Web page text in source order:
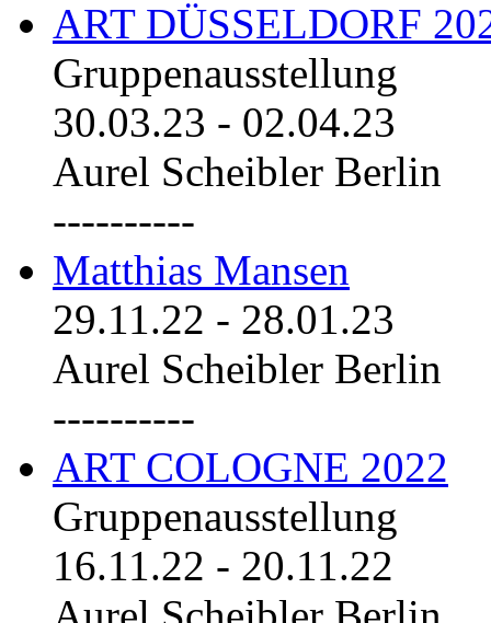
ART DÜSSELDORF
Gruppenausstellung
30.03.23 - 02.04.23
Aurel Scheibler Berlin
----------
Matthias Mansen
29.11.22 - 28.01.23
Aurel Scheibler Berlin
----------
ART COLOGNE 2022
Gruppenausstellung
16.11.22 - 20.11.22